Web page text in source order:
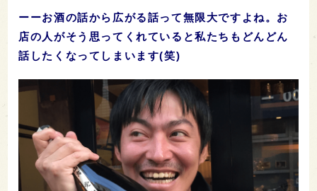
ーーお酒の話から広がる話って無限大ですよね。お
店の人がそう思ってくれていると私たちもどんどん
話したくなってしまいます(笑)